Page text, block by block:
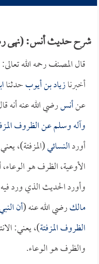
شرح حديث أنس: (نهى
قال المصنف رحمه الله
أخبرنازياد بن أيوبحدثنا
عنأنسرضي الله عنه أنه
وآله وسلم عن الظروف
أوردالنسائي(المزفتة)،
الأوعية، الظرف هو
وأورد الحديث الذي ورد
مالكرضي الله عنه (أن
الظروف المزفتة)، يعني:
والظرف هو الوعاء.